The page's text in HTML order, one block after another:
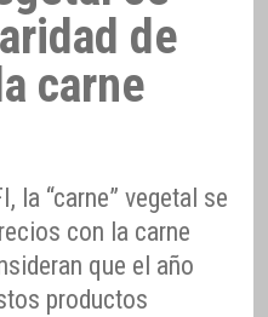
de
carne
la “carne” vegetal se
con la carne
que el año
productos